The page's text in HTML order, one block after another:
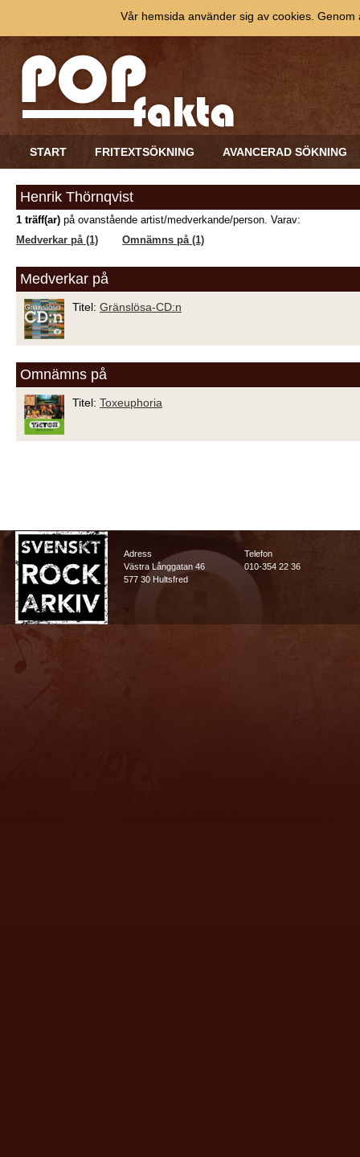
START FRITEXTSÖKNING AVANCERAD SÖKNING
Henrik Thörnqvist
1 träff(ar) på ovanstående artist/medverkande/person. Varav:
Medverkar på (1)
Omnämns på (1)
Medverkar på
Titel: Gränslösa-CD:n
Omnämns på
Titel: Toxeuphoria
Adress
Västra Långgatan 46
577 30 Hultsfred
Telefon
010-354 22 36
Vår hemsida använder sig av cookies.